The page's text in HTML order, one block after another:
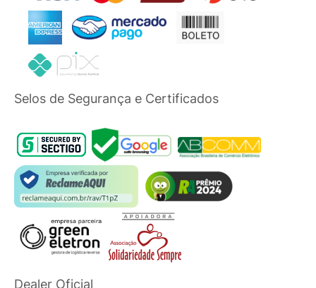
Selos de Segurança e Certificados
Dealer Oficial